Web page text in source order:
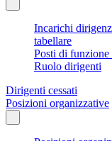
Incarichi
tabellare
Posti di
Ruolo dirigenti
Dirigenti cessati
Posizioni organizzative